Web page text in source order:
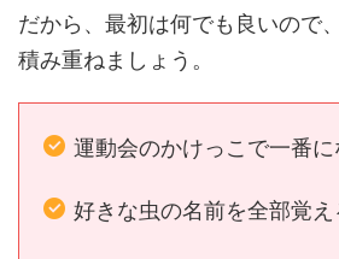
だから、最初は何でも良いので
積み重ねましょう。
運動会のかけっこで一番に
好きな虫の名前を全部覚え